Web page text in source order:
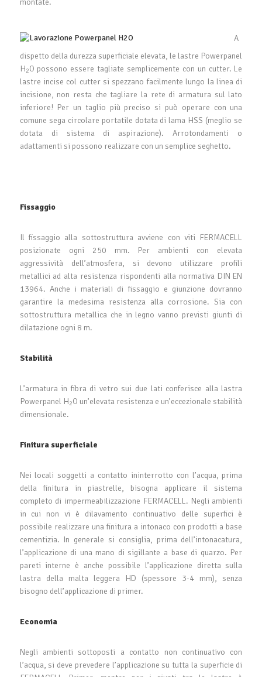
A
dispetto della durezza superficiale elevata, le lastre Powerpanel
H2O possono essere tagliate semplicemente con un cutter. Le
lastre incise col cutter si spezzano facilmente lungo la linea di
incisione, non resta che tagliare la rete di armatura sul lato
inferiore! Per un taglio più preciso si può operare con una
comune sega circolare portatile dotata di lama HSS (meglio se
dotata di sistema di aspirazione). Arrotondamenti o
adattamenti si possono realizzare con un semplice seghetto.
Fissaggio
Il fissaggio alla sottostruttura avviene con viti FERMACELL
posizionate ogni 250 mm. Per ambienti con elevata
aggressività dell’atmosfera, si devono utilizzare profili
metallici ad alta resistenza rispondenti alla normativa DIN EN
13964. Anche i materiali di fissaggio e giunzione dovranno
garantire la medesima resistenza alla corrosione. Sia con
sottostruttura metallica che in legno vanno previsti giunti di
dilatazione ogni 8 m.
Stabilità
L’armatura in fibra di vetro sui due lati conferisce alla lastra
Powerpanel H2O un’elevata resistenza e un’eccezionale stabilità
dimensionale.
Finitura superficiale
Nei locali soggetti a contatto ininterrotto con l’acqua, prima
della finitura in piastrelle, bisogna applicare il sistema
completo di impermeabilizzazione FERMACELL. Negli ambienti
in cui non vi è dilavamento continuativo delle superfici è
possibile realizzare una finitura a intonaco con prodotti a base
cementizia. In generale si consiglia, prima dell’intonacatura,
l’applicazione di una mano di sigillante a base di quarzo. Per
pareti interne è anche possibile l’applicazione diretta sulla
lastra della malta leggera HD (spessore 3-4 mm), senza
bisogno dell’applicazione di primer.
Economia
Negli ambienti sottoposti a contatto non continuativo con
l’acqua, si deve prevedere l’applicazione su tutta la superficie di